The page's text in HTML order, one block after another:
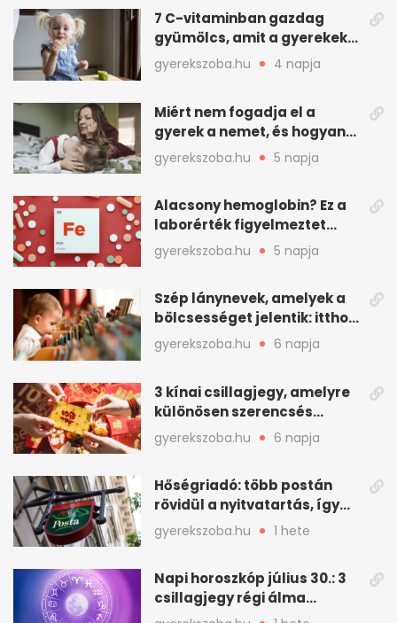
7 C-vitaminban gazdag
gyümölcs, amit a gyerekek
is szívesen megesznek
gyerekszoba.hu 4 napja
Miért nem fogadja el a
gyerek a nemet, és hogyan
mondd ki jól?
gyerekszoba.hu 5 napja
Alacsony hemoglobin? Ez a
laborérték figyelmeztet
vashiányra
gyerekszoba.hu 5 napja
Szép lánynevek, amelyek a
bölcsességet jelentik: itthon
is adhatók
gyerekszoba.hu 6 napja
3 kínai csillagjegy, amelyre
különösen szerencsés
augusztus vár
gyerekszoba.hu 6 napja
Hőségriadó: több postán
rövidül a nyitvatartás, így
intézkedik a Magyar Posta
gyerekszoba.hu 1 hete
Napi horoszkóp július 30.: 3
csillagjegy régi álma
teljesülhet